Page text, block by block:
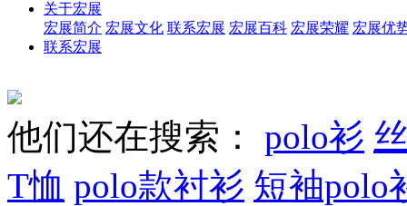
关于宏展
宏展简介 宏展文化 联系宏展 宏展百科 宏展荣耀 宏展优
联系宏展
他们还在搜索： polo衫
T恤 polo款衬衫 短袖polo